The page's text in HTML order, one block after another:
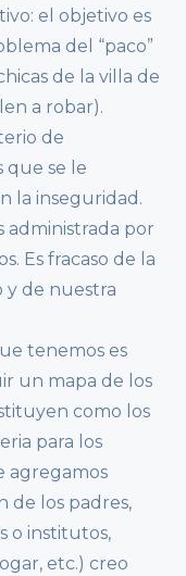
el objetivo es
del “paco”
de la villa de
a robar).
de
que se le
la inseguridad.
administrada por
Es fracaso de la
y de nuestra
tenemos es
un mapa de los
como los
para los
agregamos
de los padres,
o institutos,
etc.) creo